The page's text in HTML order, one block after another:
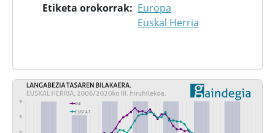
Etiketa orokorrak
Europa
Euskal Herria